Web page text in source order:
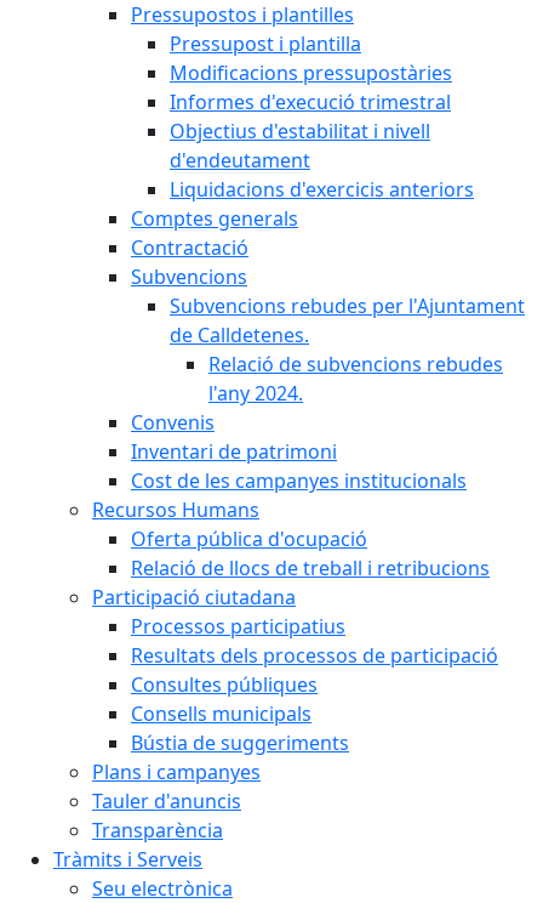
Pressupostos i plantilles
Pressupost i plantilla
Modificacions pressupostàries
Informes d'execució trimestral
Objectius d'estabilitat i nivell
d'endeutament
Liquidacions d'exercicis anteriors
Comptes generals
Contractació
Subvencions
Subvencions rebudes per l'Ajuntament
de Calldetenes.
Relació de subvencions rebudes
l'any 2024.
Convenis
Inventari de patrimoni
Cost de les campanyes institucionals
Recursos Humans
Oferta pública d'ocupació
Relació de llocs de treball i retribucions
Participació ciutadana
Processos participatius
Resultats dels processos de participació
Consultes públiques
Consells municipals
Bústia de suggeriments
Plans i campanyes
Tauler d'anuncis
Transparència
Tràmits i Serveis
Seu electrònica